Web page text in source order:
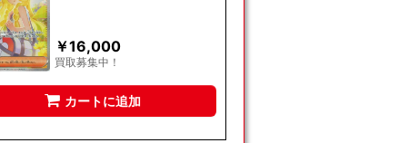
￥16,000
買取募集中！
カートに追加